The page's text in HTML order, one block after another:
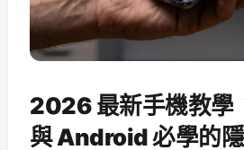
2026 最新手機教學
與 Android 必學的